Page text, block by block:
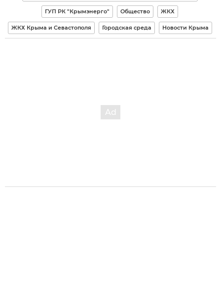
ГУП РК "Крымэнерго" Общество ЖКХ
ЖКХ Крыма и Севастополя Городская среда Новости Крыма